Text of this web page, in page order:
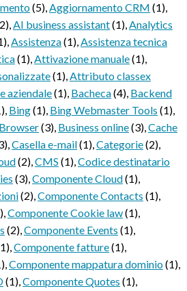
(5),Aggiornamento CRM (1),
,AI business assistant(1),Analytics
,Assistenza(1),Assistenza tecnica
(1),Attivazione manuale(1),
(1),Attributo classex
aziendale(1), Bacheca(4), Backend
, Bing(1), Bing Webmaster Tools (1),
Browser(3), Business online(3),Cache
,Casella e-mail(1),Categorie(2),
(2),CMS (1),Codice destinatario
(3),Componente Cloud(1),
(2),Componente Contacts (1),
,Componente Cookie law(1),
(2),Componente Events (1),
,Componente fatture(1),
,Componente mappatura dominio(1),
(1),Componente Quotes (1),